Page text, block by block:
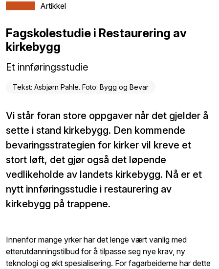
Artikkel
Fagskolestudie i Restaurering av
kirkebygg
Et innføringsstudie
Tekst: Asbjørn Pahle. Foto: Bygg og Bevar
Vi står foran store oppgaver når det gjelder å
sette i stand kirkebygg. Den kommende
bevaringsstrategien for kirker vil kreve et
stort løft, det gjør også det løpende
vedlikeholde av landets kirkebygg. Nå er et
nytt innføringsstudie i restaurering av
kirkebygg på trappene.
Innenfor mange yrker har det lenge vært vanlig med
etterutdanningstilbud for å tilpasse seg nye krav, ny
teknologi og økt spesialisering. For fagarbeiderne har dette